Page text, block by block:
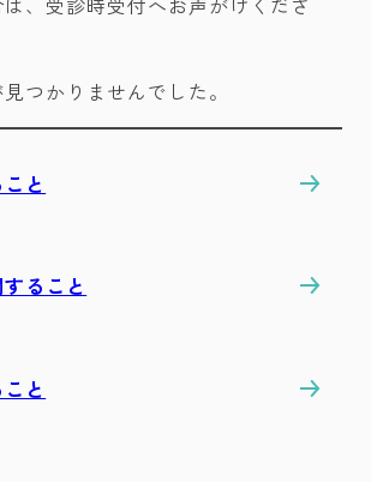
つかりませんでした。
と
ること
と